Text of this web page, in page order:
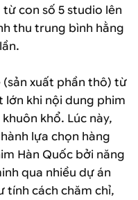
từ con số 5 studio lên
thu trung bình hằng
(sản xuất phần thô) từ
lớn khi nội dung phim
khổ. Lúc này,
lựa chọn hàng
Hàn Quốc bởi năng
qua nhiều dự án
tính cách chăm chỉ,